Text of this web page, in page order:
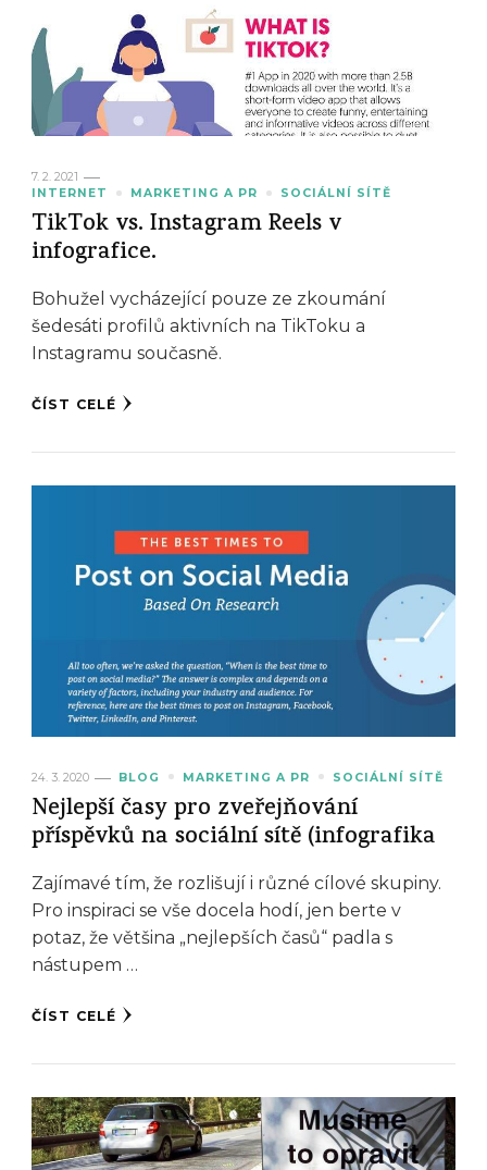
7. 2. 2021
INTERNET
MARKETING A PR SOCIÁLNÍ SÍTĚ
TikTok vs. Instagram Reels v
infografice.
Bohužel vycházející pouze ze zkoumání
šedesáti profilů aktivních na TikToku a
Instagramu současně.
ČÍST CELÉ
24. 3. 2020 BLOG MARKETING A PR SOCIÁLNÍ SÍTĚ
Nejlepší časy pro zveřejňování
příspěvků na sociální sítě (infografika
Zajímavé tím, že rozlišují i různé cílové skupiny.
Pro inspiraci se vše docela hodí, jen berte v
potaz, že většina „nejlepších časů“ padla s
nástupem …
ČÍST CELÉ